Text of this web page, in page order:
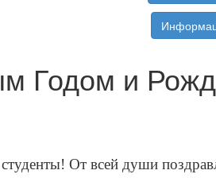
Годом и
От всей души